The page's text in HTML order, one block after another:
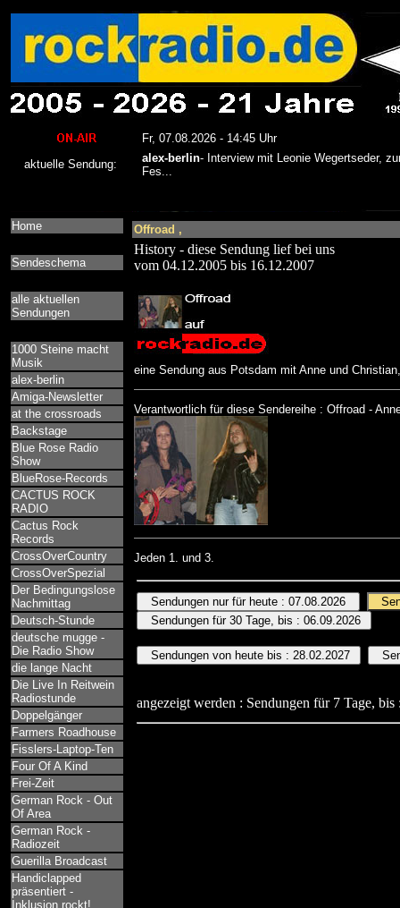
Home
Sendeschema
alle aktuellen
Sendungen
1000 Steine macht
Musik
alex-berlin
Amiga-Newsletter
at the crossroads
Backstage
Blue Rose Radio
Show
BlueRose-Records
CACTUS ROCK
RADIO
Cactus Rock
Records
CrossOverCountry
CrossOverSpezial
Der Bedingungslose
Nachmittag
Deutsch-Stunde
deutsche mugge -
Die Radio Show
die lange Nacht
Die Live In Reitwein
Radiostunde
Doppelgänger
Farmers Roadhouse
Fisslers-Laptop-Ten
Four Of A Kind
Frei-Zeit
German Rock - Out
Of Area
German Rock -
Radiozeit
Guerilla Broadcast
Handiclapped
präsentiert -
Inklusion rockt!
Offroad ,
History - diese Sendung lief bei uns
vom 04.12.2005 bis 16.12.2007
eine Sendung aus Potsdam mit Anne und
Verantwortlich für diese Sendereihe : Offroad -
Jeden 1. und 3.
angezeigt werden : Sendungen für 7 Tage, bis